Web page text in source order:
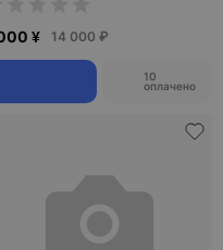
¥ 14 000 ₽
10
оплачено